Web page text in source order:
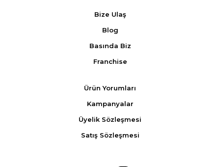
Bize Ulaş
Blog
Basında Biz
Franchise
Ürün Yorumları
Kampanyalar
Üyelik Sözleşmesi
Satış Sözleşmesi